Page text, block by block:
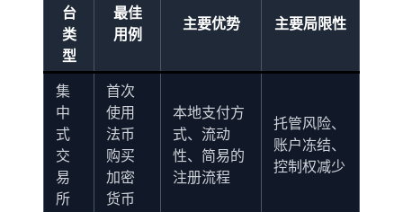
台
类
型
最佳
用例
主要优势 主要局限性
集
中
式
交
易
所
首次
使用
法币
购买
加密
货币
本地支付方
式、流动
性、简易的
注册流程
托管风险、
账户冻结、
控制权减少